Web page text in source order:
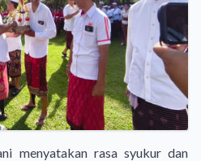
menyatakan rasa syukur dan